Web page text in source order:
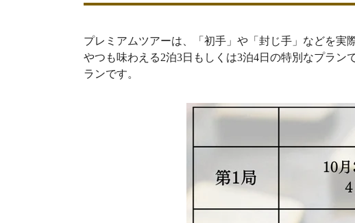
プレミアムツアーは、「初手」や「封じ手」などを
やつも味わえる2泊3日もしくは3泊4日の特別なプラ
ランです。